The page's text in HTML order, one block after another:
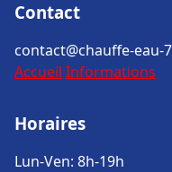
Contact
contact@chauffe-eau-
Accueil Informations
Horaires
Lun-Ven: 8h-19h